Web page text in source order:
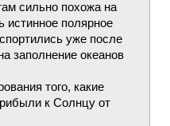
сильно похожа на
истинное полярное
уже после
заполнение океанов
того, какие
к Солнцу от